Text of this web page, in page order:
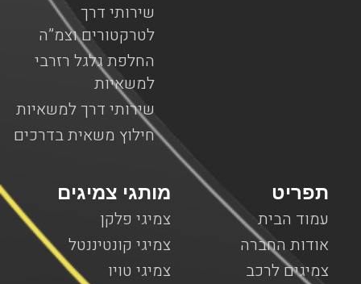
שירותי דרך
לטרקטורים וצמ”ה
החלפת גלגל רזרבי
למשאיות
שירותי דרך למשאיות
חילוץ משאית בדרכים
מותגי צמיגים
צמיגי פלקן
צמיגי קונטיננטל
צמיגי טויו
תפריט
עמוד הבית
אודות החברה
צמיגים לרכב